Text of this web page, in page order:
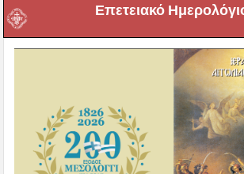
Επετειακό